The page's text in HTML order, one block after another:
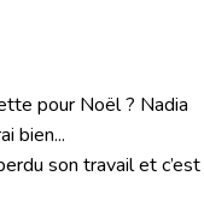
pour Noël ? Nadia
bien...
son travail et c’est